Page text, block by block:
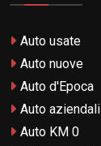
Auto usate
Auto nuove
Auto d'Epoca
Auto aziendali
Auto KM 0